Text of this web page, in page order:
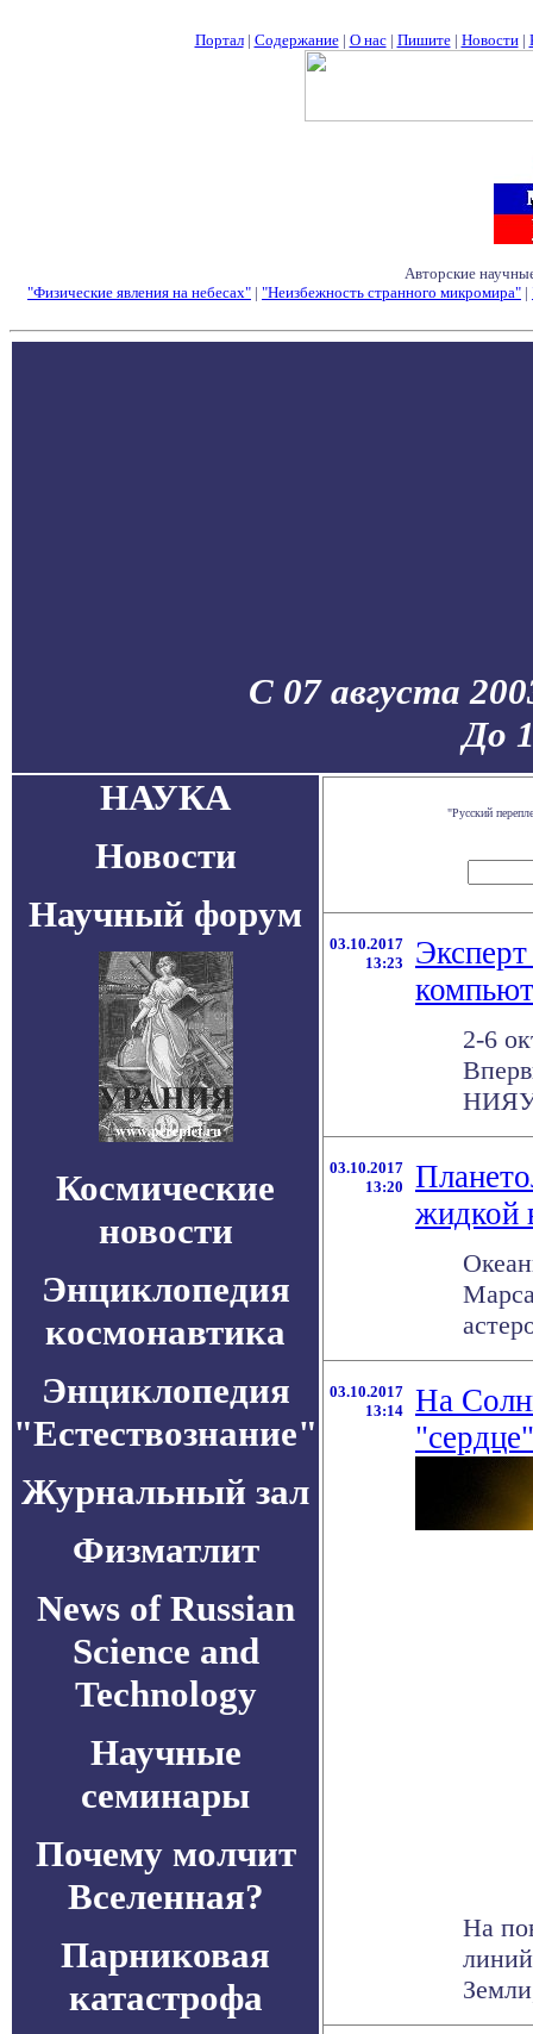
Портал| Содержание| О нас| Пишите| Новости|
Авторские
"Физические явления на небесах" | "Неизбежность странного микромира" |
С 07 августа
До
НАУКА
Новости
Научный форум
Космические
новости
Энциклопедия
космонавтика
Энциклопедия
"Естествознание"
Журнальный зал
Физматлит
News of Russian
Science and
Technology
Научные
семинары
Почему молчит
Вселенная?
Парниковая
катастрофа
"Русский
03.10.2017
13:23
2-6
НИЯУ
03.10.2017
13:20
жидкой
03.10.2017
13:14
На
"сердце"
На